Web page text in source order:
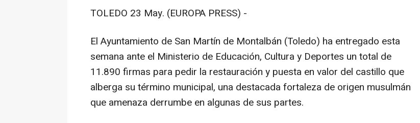
TOLEDO 23 May. (EUROPA PRESS) -
El Ayuntamiento de San Martín de Montalbán (Toledo) ha entregado esta
semana ante el Ministerio de Educación, Cultura y Deportes un total de
11.890 firmas para pedir la restauración y puesta en valor del castillo que
alberga su término municipal, una destacada fortaleza de origen musulmán
que amenaza derrumbe en algunas de sus partes.